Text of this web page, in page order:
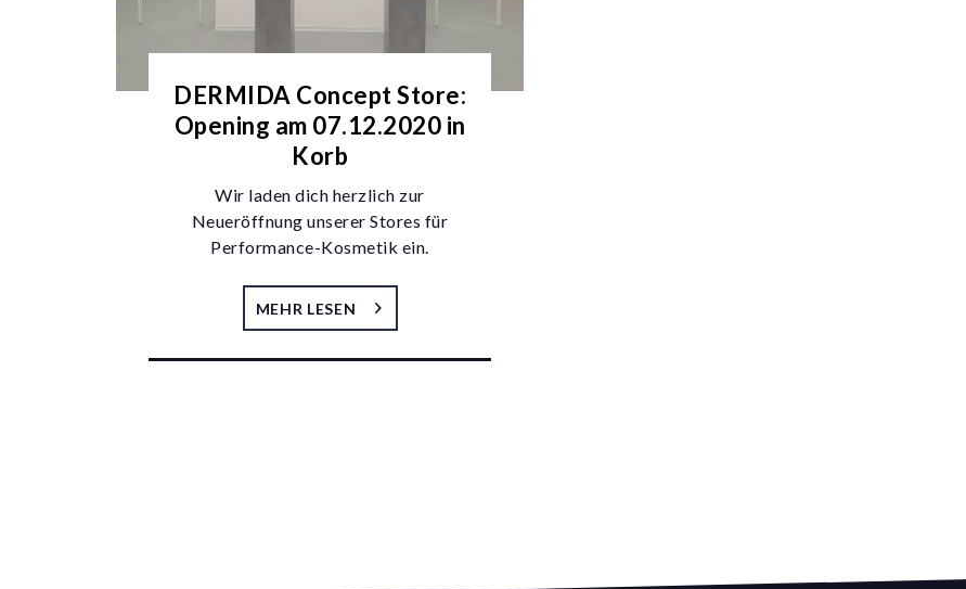
DERMIDA Concept Store:
Opening am 07.12.2020 in
Korb
Wir laden dich herzlich zur
Neueröffnung unserer Stores für
Performance-Kosmetik ein.
MEHR LESEN